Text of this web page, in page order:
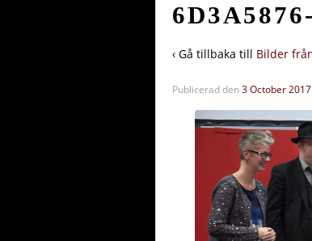
‹ Gå tillbaka till Bilder
Publicerad den3 October 2017